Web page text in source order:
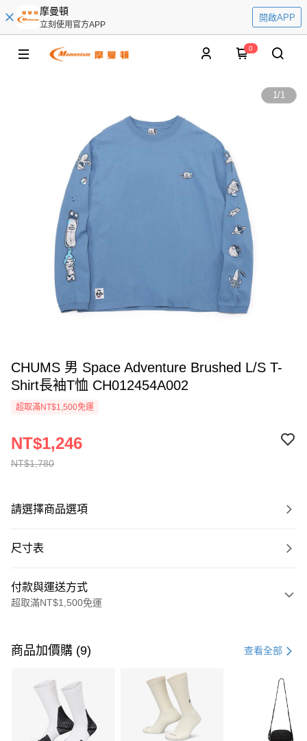
摩曼頓
立刻使用官方APP
開啟APP
0
1/1
CHUMS 男 Space Adventure Brushed L/S T-
Shirt長袖T恤 CH012454A002
超取滿NT$1,500免運
NT$1,780
NT$1,246
請選擇商品選項
尺寸表
付款與運送方式
超取滿NT$1,500免運
信用卡一次付款
3 期 0 利率 每期 21家銀行
合作金庫商業銀行
第一商業銀行
華南商業銀行
彰化商業銀行
商品加價購 (9) 查看全部